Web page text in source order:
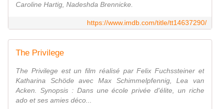
Caroline Hartig, Nadeshda Brennicke.
https://www.imdb.com/title/tt14637290/
The Privilege
The Privilege est un film réalisé par Felix Fuchssteiner et
Katharina Schöde avec Max Schimmelpfennig, Lea van
Acken. Synopsis : Dans une école privée d'élite, un riche
ado et ses amies déco...